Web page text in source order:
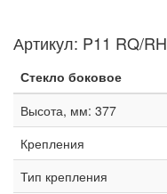
Артикул: P11 RQ/RH
Стекло боковое
Высота, мм: 377
Крепления
Тип крепления